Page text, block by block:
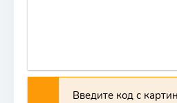
Введите код с